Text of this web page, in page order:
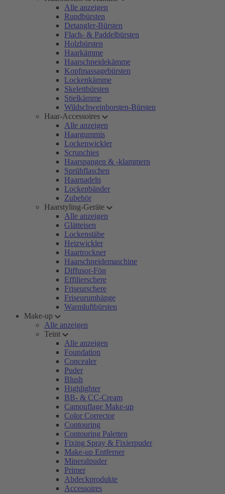
Alle anzeigen
Rundbürsten
Detangler-Bürsten
Flach- & Paddelbürsten
Holzbürsten
Haarkämme
Haarschneidekämme
Kopfmassagebürsten
Lockenkämme
Skelettbürsten
Stielkämme
Wildschweinborsten-Bürsten
Haar-Accessoires
Alle anzeigen
Haargummis
Lockenwickler
Scrunchies
Haarspangen & -klammern
Sprühflaschen
Haarnadeln
Lockenbänder
Zubehör
Haarstyling-Geräte
Alle anzeigen
Glätteisen
Lockenstäbe
Heizwickler
Haartrockner
Haarschneidemaschine
Diffusor-Fön
Effilierschere
Friseurschere
Friseurumhänge
Warmluftbürsten
Make-up
Alle anzeigen
Teint
Alle anzeigen
Foundation
Concealer
Puder
Blush
Highlighter
BB- & CC-Cream
Camouflage Make-up
Color Corrector
Contouring
Contouring Paletten
Fixing Spray & Fixierpuder
Make-up Entferner
Mineralpuder
Primer
Abdeckprodukte
Accessoires